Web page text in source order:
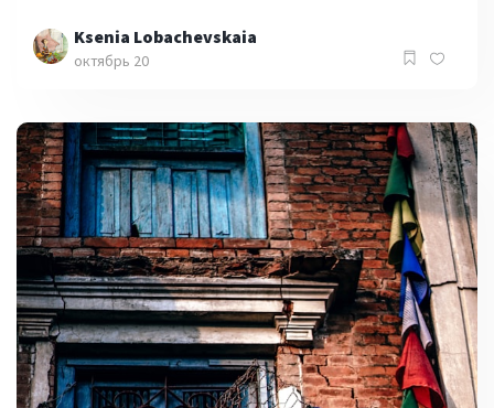
Ksenia Lobachevskaia
октябрь 20